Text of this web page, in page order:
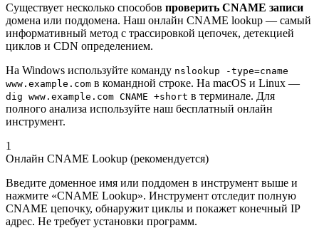
Существует несколько способов проверить CNAME записи
домена или поддомена. Наш онлайн CNAME lookup — самый
информативный метод с трассировкой цепочек, детекцией
циклов и CDN определением.
На Windows используйте команду nslookup -type=cname
www.example.com в командной строке. На macOS и Linux —
dig www.example.com CNAME +short в терминале. Для
полного анализа используйте наш бесплатный онлайн
инструмент.
1
Онлайн CNAME Lookup (рекомендуется)
Введите доменное имя или поддомен в инструмент выше и
нажмите «CNAME Lookup». Инструмент отследит полную
CNAME цепочку, обнаружит циклы и покажет конечный IP
адрес. Не требует установки программ.